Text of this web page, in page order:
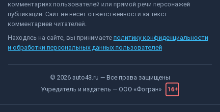
комментариях пользователей или прямой речи персонажей
публикаций. Сайт не несёт ответственности за текст
комментариев читателей.
Находясь на сайте, вы принимаете политику конфиденциальности
и обработки персональных данных пользователей
© 2026 auto43.ru — Все права защищены
Учредитель и издатель — ООО «Фогран» 16+